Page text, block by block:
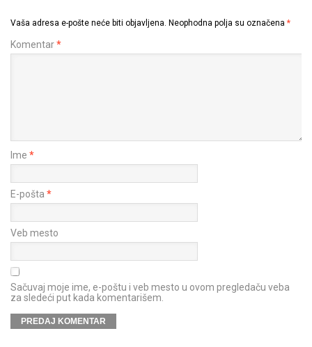
Vaša adresa e-pošte neće biti objavljena. Neophodna polja su označena *
Komentar*
Ime *
E-pošta *
Veb mesto
Sačuvaj moje ime, e-poštu i veb mesto u ovom pregledaču veba
za sledeći put kada komentarišem.